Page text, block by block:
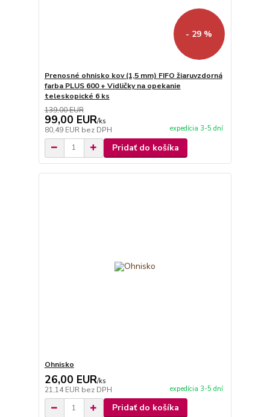
- 29 %
Prenosné ohnisko kov (1,5 mm) FIFO žiaruvzdorná
farba PLUS 600 + Vidličky na opekanie
teleskopické 6 ks
139,00 EUR
99,00 EUR/ks
80,49 EUR bez DPH expedícia 3-5 dní
Pridať do košíka
Ohnisko
26,00 EUR/ks
21,14 EUR bez DPH expedícia 3-5 dní
Pridať do košíka